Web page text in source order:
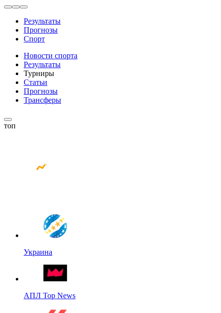
Результаты
Прогнозы
Спорт
Новости спорта
Результаты
Турниры
Статьи
Прогнозы
Трансферы
топ
Украина
АПЛ Top News